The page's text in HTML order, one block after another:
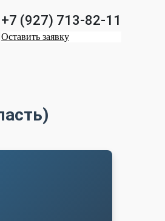
+7 (927) 713-82-11
Оставить заявку